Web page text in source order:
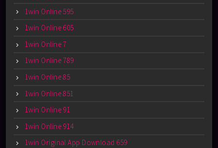
1win Online 595
1win Online 605
1win Online 7
1win Online 789
1win Online 85
1win Online 851
1win Online 91
1win Online 914
1win Original App Download 659